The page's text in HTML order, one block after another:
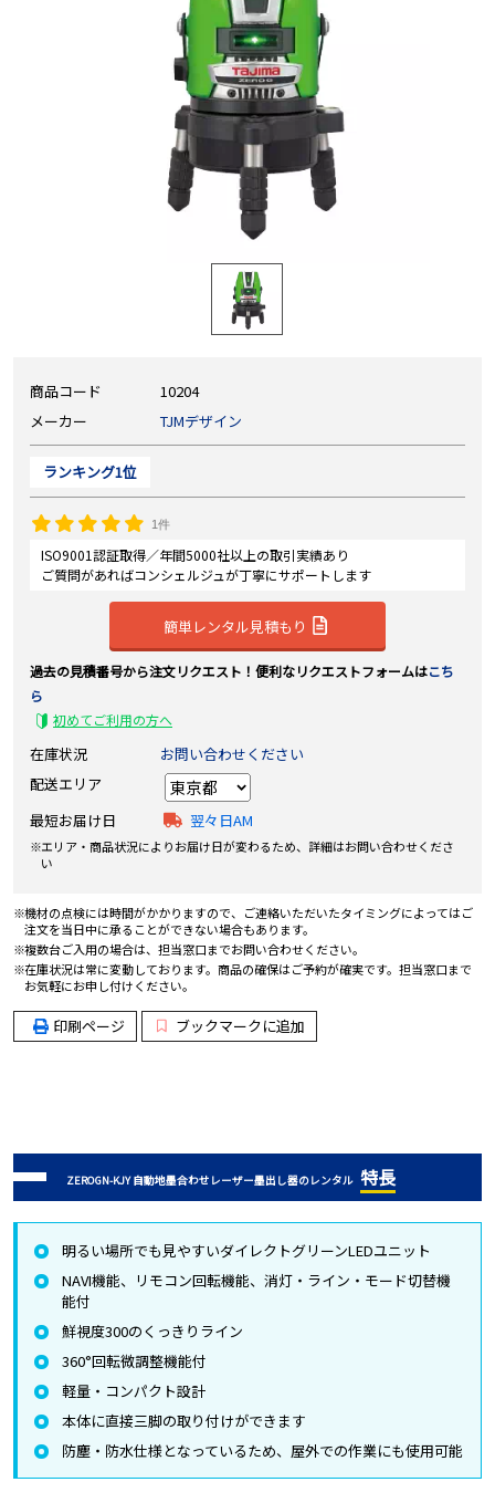
商品コード
10204
メーカー
TJMデザイン
ランキング1位
1件
ISO9001認証取得／年間5000社以上の取引実績あり
ご質問があればコンシェルジュが丁寧にサポートします
簡単レンタル見積もり
過去の見積番号から注文リクエスト！便利なリクエストフォームはこち
ら
初めてご利用の方へ
在庫状況
お問い合わせください
配送エリア
最短お届け日
翌々日AM
エリア・商品状況によりお届け日が変わるため、詳細はお問い合わせくださ
い
機材の点検には時間がかかりますので、ご連絡いただいたタイミングによってはご
注文を当日中に承ることができない場合もあります。
複数台ご入用の場合は、担当窓口までお問い合わせください。
在庫状況は常に変動しております。商品の確保はご予約が確実です。担当窓口まで
お気軽にお申し付けください。
印刷ページ ブックマークに追加
ZEROGN-KJY 自動地墨合わせレーザー墨出し器のレンタル 特長
明るい場所でも見やすいダイレクトグリーンLEDユニット
NAVI機能、リモコン回転機能、消灯・ライン・モード切替機
能付
鮮視度300のくっきりライン
360°回転微調整機能付
軽量・コンパクト設計
本体に直接三脚の取り付けができます
防塵・防水仕様となっているため、屋外での作業にも使用可能